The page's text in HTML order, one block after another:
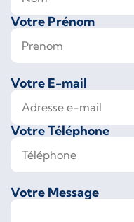
Votre Prénom
Votre E-mail
Votre Téléphone
Votre Message